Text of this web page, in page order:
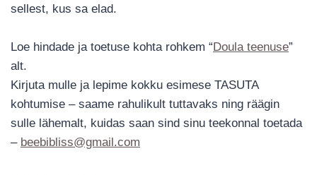
sellest, kus sa elad.
Loe hindade ja toetuse kohta rohkem “Doula teenuse”
alt.
Kirjuta mulle ja lepime kokku esimese TASUTA
kohtumise – saame rahulikult tuttavaks ning räägin
sulle lähemalt, kuidas saan sind sinu teekonnal toetada
– beebibliss@gmail.com